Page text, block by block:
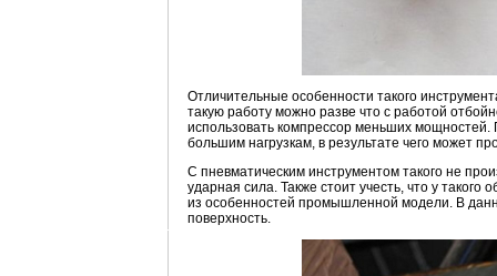
Отличительные особенности такого
такую работу можно разве что с работой
использовать компрессор меньших мощностей.
большим нагрузкам, в результате чего может
С пневматическим инструментом такого не
ударная сила. Также стоит учесть, что у
из особенностей промышленной модели. В
поверхность.